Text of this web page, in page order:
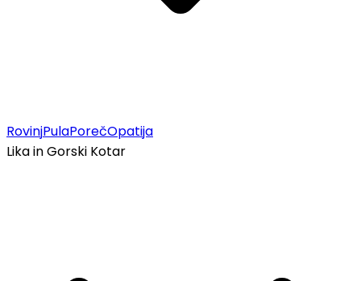
RovinjPulaPorečOpatija
Lika in Gorski Kotar